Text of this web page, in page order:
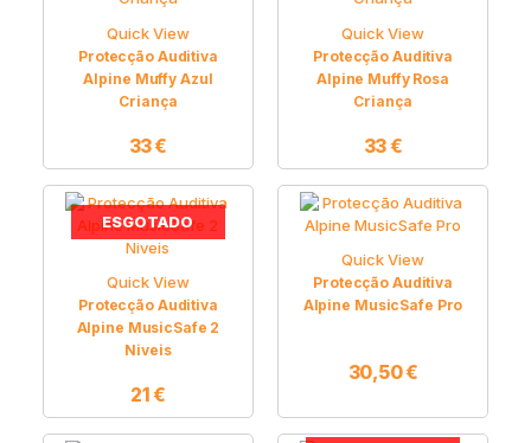
Quick View
Protecção Auditiva
Alpine Muffy Azul
Criança
33€
Quick View
Protecção Auditiva
Alpine Muffy Rosa
Criança
33€
ESGOTADO
Quick View
Protecção Auditiva
Alpine MusicSafe 2
Niveis
21€
Quick View
Protecção Auditiva
Alpine MusicSafe Pro
30,50€